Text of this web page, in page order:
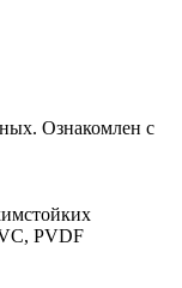
Ознакомлен с
PVDF